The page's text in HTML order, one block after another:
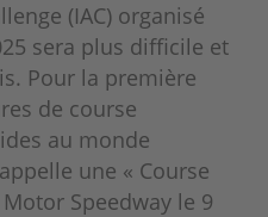
(IAC) organisé
sera plus difficile et
Pour la première
de course
au monde
une « Course
Speedway le 9